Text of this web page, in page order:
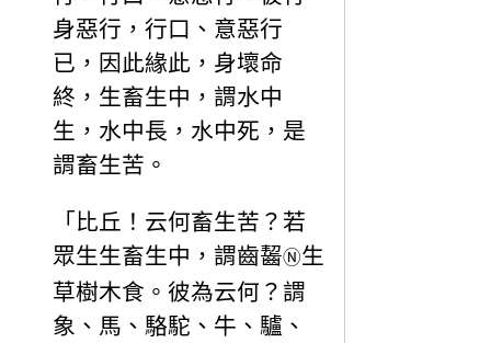
身惡行，行口、意惡行
已，因此緣此，身壞命
終，生畜生中，謂水中
生，水中長，水中死，是
謂畜生苦。
「比丘！云何畜生苦？若
眾生生畜生中，謂齒齧Ⓝ生
草樹木食。彼為云何？謂
象、馬、駱駝、牛、驢、